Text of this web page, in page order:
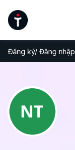
Đăng ký/ Đăng nhập